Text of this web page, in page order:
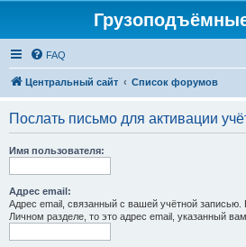
FAQ
Центральный сайт Список форумов
Послать письмо для активации
Имя пользователя:
Адрес email:
Адрес email, связанный с вашей учётной записью.
Личном разделе, то это адрес email, указанный